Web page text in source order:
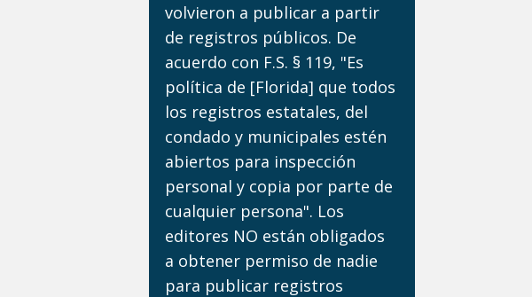
volvieron a publicar a partir
de registros públicos. De
acuerdo con F.S. § 119, "Es
política de [Florida] que todos
los registros estatales, del
condado y municipales estén
abiertos para inspección
personal y copia por parte de
cualquier persona". Los
editores NO están obligados
a obtener permiso de nadie
para publicar registros